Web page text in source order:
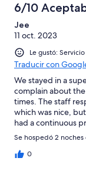
6/10
Jee
11 oct. 2023
Le gustó:
Traducir con
We stayed in a
complain about
times. The staff
which was nice,
had a continuous
The floor of the
daughter likes to
a few steps we
Se hospedó 2
0